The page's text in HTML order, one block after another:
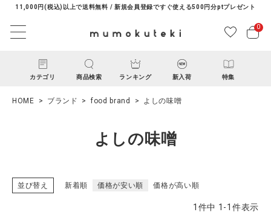
11,000円(税込)以上で送料無料 / 新規会員登録ですぐ使える500円分ptプレゼント
0
カテゴリ 商品検索 ランキング 新入荷 特集
HOME ブランド food brand よしの味噌
よしの味噌
並び替え 新着順 価格が安い順 価格が高い順
1 件中 1 -1 件表示